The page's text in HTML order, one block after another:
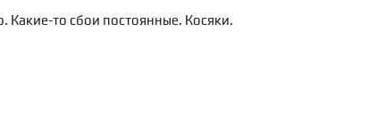
Какие-то сбои постоянные. Косяки.